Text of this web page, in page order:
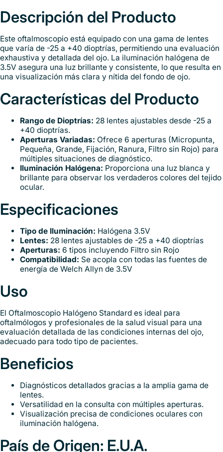
Descripción del Producto
Este oftalmoscopio está equipado con una gama de lentes
que varía de -25 a +40 dioptrías, permitiendo una evaluación
exhaustiva y detallada del ojo. La iluminación halógena de
3.5V asegura una luz brillante y consistente, lo que resulta en
una visualización más clara y nítida del fondo de ojo.
Características del Producto
Rango de Dioptrías: 28 lentes ajustables desde -25 a
+40 dioptrías.
Aperturas Variadas: Ofrece 6 aperturas (Micropunta,
Pequeña, Grande, Fijación, Ranura, Filtro sin Rojo) para
múltiples situaciones de diagnóstico.
Iluminación Halógena: Proporciona una luz blanca y
brillante para observar los verdaderos colores del tejido
ocular.
Especificaciones
Tipo de Iluminación: Halógena 3.5V
Lentes: 28 lentes ajustables de -25 a +40 dioptrías
Aperturas: 6 tipos incluyendo Filtro sin Rojo
Compatibilidad: Se acopla con todas las fuentes de
energía de Welch Allyn de 3.5V
Uso
El Oftalmoscopio Halógeno Standard es ideal para
oftalmólogos y profesionales de la salud visual para una
evaluación detallada de las condiciones internas del ojo,
adecuado para todo tipo de pacientes.
Beneficios
Diagnósticos detallados gracias a la amplia gama de
lentes.
Versatilidad en la consulta con múltiples aperturas.
Visualización precisa de condiciones oculares con
iluminación halógena.
País de Origen: E.U.A.